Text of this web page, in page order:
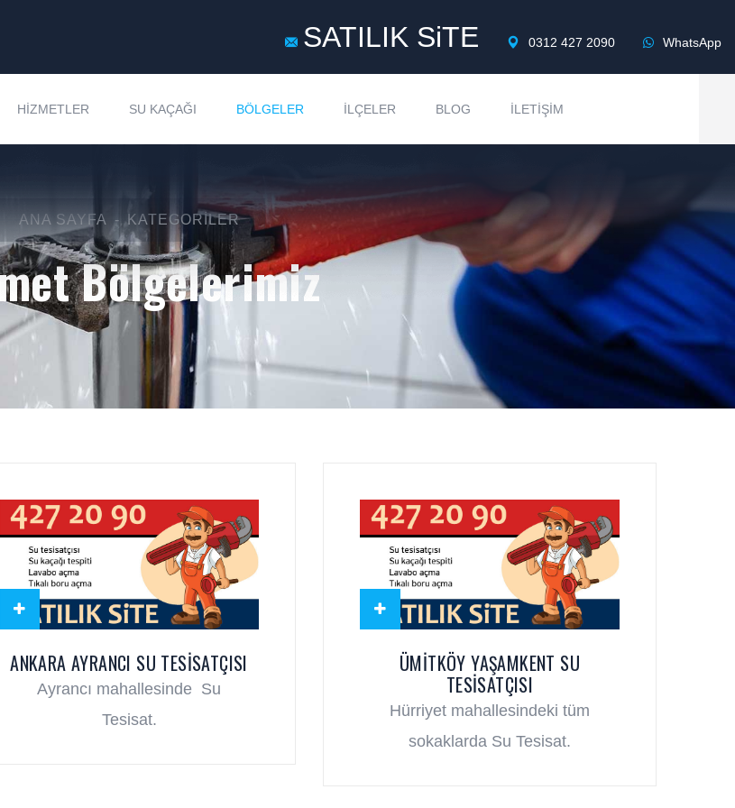
SATILIK SiTE 0312 427 2090 WhatsApp
HIZMETLER SU KAÇAĞI BÖLGELER İLÇELER BLOG İLETIŞIM
ANA SAYFA KATEGORILER
Bölgelerimiz
ANKARA AYRANCI SU TESISATÇISI
Ayrancı mahallesinde Su
Tesisat.
ÜMITKÖY YAŞAMKENT SU
TESISATÇISI
Hürriyet mahallesindeki tüm
sokaklarda Su Tesisat.